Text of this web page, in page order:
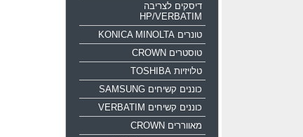
דיסקים לצריבה
HP/VERBATIM
טונרים KONICA MINOLTA
טוסטרים CROWN
טלויזיות TOSHIBA
כוננים קשיחים SAMSUNG
כוננים קשיחים VERBATIM
מאווררים CROWN